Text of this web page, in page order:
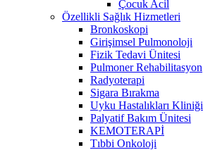
Çocuk Acil
Özellikli Sağlık Hizmetleri
Bronkoskopi
Girişimsel Pulmonoloji
Fizik Tedavi Ünitesi
Pulmoner Rehabilitasyon
Radyoterapi
Sigara Bırakma
Uyku Hastalıkları Kliniği
Palyatif Bakım Ünitesi
KEMOTERAPİ
Tıbbi Onkoloji